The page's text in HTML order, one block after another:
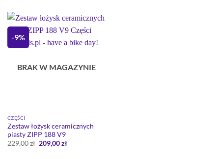
-9%
BRAK W MAGAZYNIE
CZĘŚCI
Zestaw łożysk ceramicznych
piasty ZIPP 188 V9
229,00zł Pierwotna
cena
209,00złAktualna